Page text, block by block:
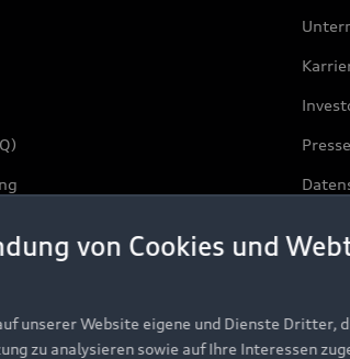
von Cookies und
unserer Website eigene und Dienste Dritter,
zu analysieren sowie auf Ihre Interessen